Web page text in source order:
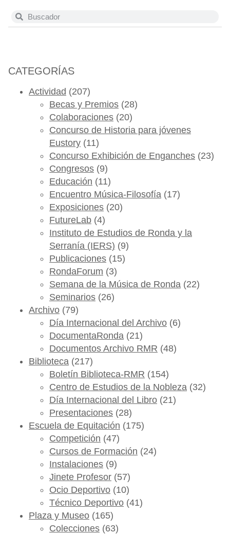
CATEGORÍAS
Actividad (207)
Becas y Premios (28)
Colaboraciones (20)
Concurso de Historia para jóvenes
Eustory (11)
Concurso Exhibición de Enganches (23)
Congresos (9)
Educación (11)
Encuentro Música-Filosofía (17)
Exposiciones (20)
FutureLab (4)
Instituto de Estudios de Ronda y la
Serranía (IERS) (9)
Publicaciones (15)
RondaForum (3)
Semana de la Música de Ronda (22)
Seminarios (26)
Archivo (79)
Día Internacional del Archivo (6)
DocumentaRonda (21)
Documentos Archivo RMR (48)
Biblioteca (217)
Boletín Biblioteca-RMR (154)
Centro de Estudios de la Nobleza (32)
Día Internacional del Libro (21)
Presentaciones (28)
Escuela de Equitación (175)
Competición (47)
Cursos de Formación (24)
Instalaciones (9)
Jinete Profesor (57)
Ocio Deportivo (10)
Técnico Deportivo (41)
Plaza y Museo (165)
Colecciones (63)